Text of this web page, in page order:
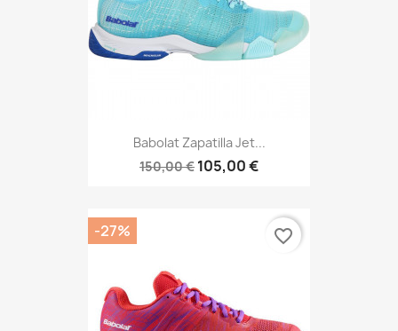
Babolat Zapatilla Jet...
150,00 € 105,00 €
-27% favorite_border